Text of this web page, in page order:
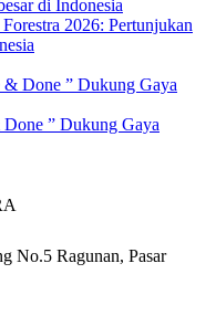
2026: Pertunjukan
” Dukung Gaya
No.5 Ragunan, Pasar